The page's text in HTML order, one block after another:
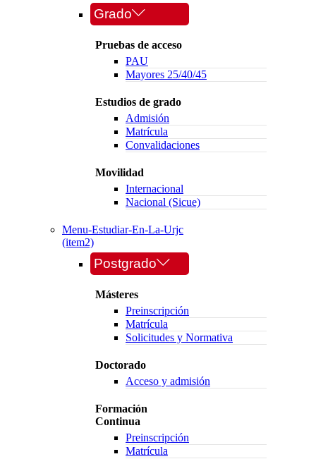
Grado
Pruebas de acceso
PAU
Mayores 25/40/45
Estudios de grado
Admisión
Matrícula
Convalidaciones
Movilidad
Internacional
Nacional (Sicue)
Menu-Estudiar-En-La-Urjc
(item2)
Postgrado
Másteres
Preinscripción
Matrícula
Solicitudes y Normativa
Doctorado
Acceso y admisión
Formación
Continua
Preinscripción
Matrícula